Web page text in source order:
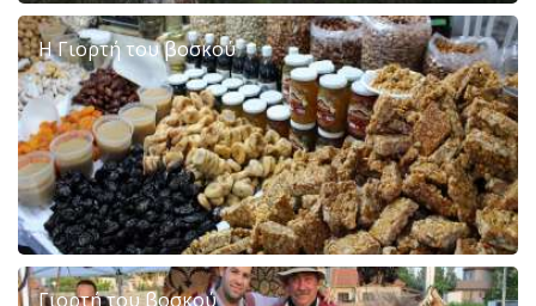
Η Γιορτή του βοσκού
Γιορτή του βοσκού